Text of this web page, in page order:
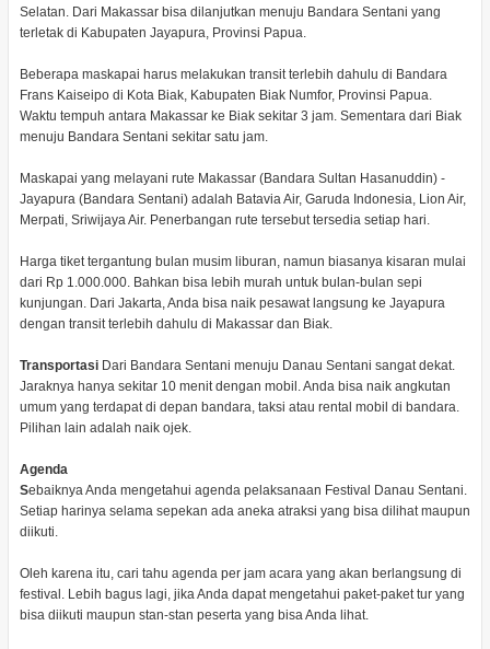
Selatan. Dari Makassar bisa dilanjutkan menuju Bandara Sentani yang
terletak di Kabupaten Jayapura, Provinsi Papua.
Beberapa maskapai harus melakukan transit terlebih dahulu di Bandara
Frans Kaiseipo di Kota Biak, Kabupaten Biak Numfor, Provinsi Papua.
Waktu tempuh antara Makassar ke Biak sekitar 3 jam. Sementara dari Biak
menuju Bandara Sentani sekitar satu jam.
Maskapai yang melayani rute Makassar (Bandara Sultan Hasanuddin) -
Jayapura (Bandara Sentani) adalah Batavia Air, Garuda Indonesia, Lion Air,
Merpati, Sriwijaya Air. Penerbangan rute tersebut tersedia setiap hari.
Harga tiket tergantung bulan musim liburan, namun biasanya kisaran mulai
dari Rp 1.000.000. Bahkan bisa lebih murah untuk bulan-bulan sepi
kunjungan. Dari Jakarta, Anda bisa naik pesawat langsung ke Jayapura
dengan transit terlebih dahulu di Makassar dan Biak.
Transportasi Dari Bandara Sentani menuju Danau Sentani sangat dekat.
Jaraknya hanya sekitar 10 menit dengan mobil. Anda bisa naik angkutan
umum yang terdapat di depan bandara, taksi atau rental mobil di bandara.
Pilihan lain adalah naik ojek.
Agenda
Sebaiknya Anda mengetahui agenda pelaksanaan Festival Danau Sentani.
Setiap harinya selama sepekan ada aneka atraksi yang bisa dilihat maupun
diikuti.
Oleh karena itu, cari tahu agenda per jam acara yang akan berlangsung di
festival. Lebih bagus lagi, jika Anda dapat mengetahui paket-paket tur yang
bisa diikuti maupun stan-stan peserta yang bisa Anda lihat.